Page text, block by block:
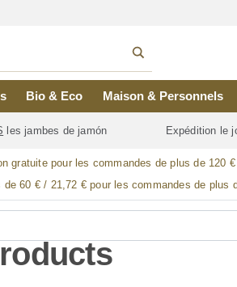
Bio & Eco Maison & Personnels
les jambes de jamón Expédition le
gratuite pour les commandes de plus de 120
60 € / 21,72 € pour les commandes de plus